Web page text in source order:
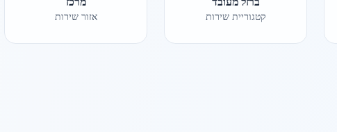
קטגוריית שירות אזור שירות